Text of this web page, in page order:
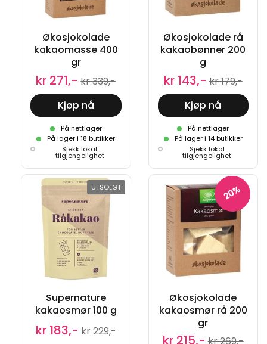
Økosjokolade
kakaomasse 400
gr
kr 271,- kr 339,-
Kjøp nå
På nettlager
På lager i 18 butikker
Sjekk lokal
tilgjengelighet
Økosjokolade rå
kakaobønner 200
g
kr 143,- kr 179,-
Kjøp nå
På nettlager
På lager i 14 butikker
Sjekk lokal
tilgjengelighet
Supernature
kakaosmør 100 g
kr 183,- kr 229,-
UTSOLGT 20%
Økosjokolade
kakaosmør rå 200
gr